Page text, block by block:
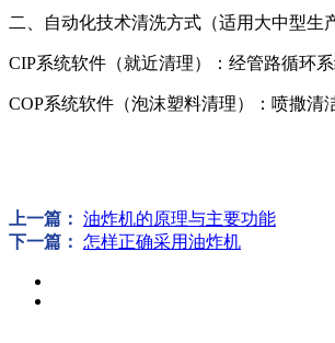
二、自动化技术清洗方式（适用大中型生
CIP系统软件（就近清理）：经管路循环
COP系统软件（泡沫塑料清理）：喷撒
上一篇： 油炸机的原理与主要功能
下一篇： 怎样正确采用油炸机